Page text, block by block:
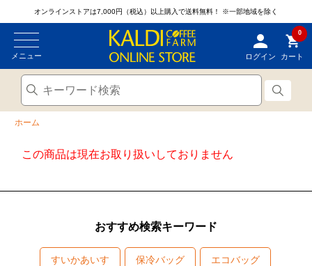
オンラインストアは7,000円（税込）以上購入で送料無料！ ※一部地域を除く
メニュー ログイン
0
カート
ホーム
この商品は現在お取り扱いしておりません
おすすめ検索キーワード
すいかあいす 保冷バッグ エコバッグ